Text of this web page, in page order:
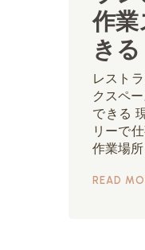
作
きる
レスト
クスペ
できる
リーで
作業場
READ